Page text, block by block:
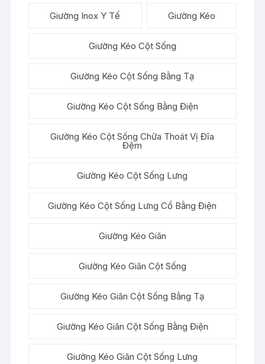
Giường Inox Y Tế Giường Kéo
Giường Kéo Cột Sống
Giường Kéo Cột Sống Bằng Tạ
Giường Kéo Cột Sống Bằng Điện
Giường Kéo Cột Sống Chữa Thoát Vị Đĩa
Đệm
Giường Kéo Cột Sống Lưng
Giường Kéo Cột Sống Lưng Cổ Bằng Điện
Giường Kéo Giãn
Giường Kéo Giãn Cột Sống
Giường Kéo Giãn Cột Sống Bằng Tạ
Giường Kéo Giãn Cột Sống Bằng Điện
Giường Kéo Giãn Cột Sống Lưng